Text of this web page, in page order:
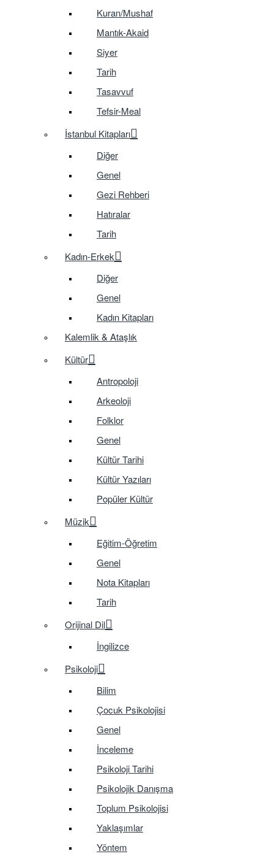
Kuran/Mushaf
Mantık-Akaid
Siyer
Tarih
Tasavvuf
Tefsir-Meal
İstanbul Kitapları
Diğer
Genel
Gezi Rehberi
Hatıralar
Tarih
Kadın-Erkek
Diğer
Genel
Kadın Kitapları
Kalemlik & Ataşlık
Kültür
Antropoloji
Arkeoloji
Folklor
Genel
Kültür Tarihi
Kültür Yazıları
Popüler Kültür
Müzik
Eğitim-Öğretim
Genel
Nota Kitapları
Tarih
Orijinal Dil
İngilizce
Psikoloji
Bilim
Çocuk Psikolojisi
Genel
İnceleme
Psikoloji Tarihi
Psikolojik Danışma
Toplum Psikolojisi
Yaklaşımlar
Yöntem